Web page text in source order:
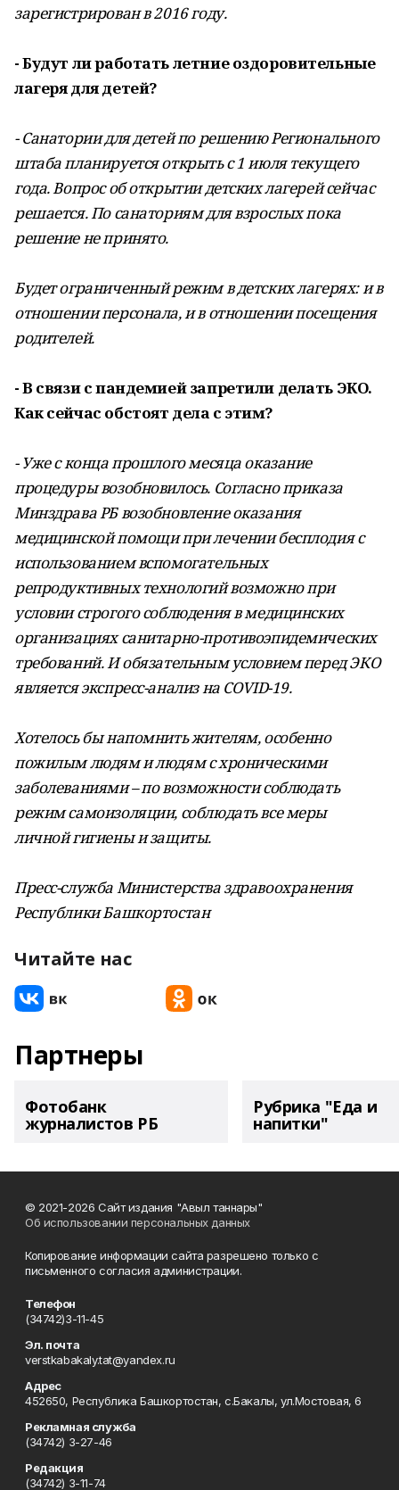
зарегистрирован в 2016 году.
- Будут ли работать летние оздоровительные
лагеря для детей?
- Санатории для детей по решению Регионального
штаба планируется открыть с 1 июля текущего
года. Вопрос об открытии детских лагерей сейчас
решается. По санаториям для взрослых пока
решение не принято.
Будет ограниченный режим в детских лагерях: и в
отношении персонала, и в отношении посещения
родителей.
- В связи с пандемией запретили делать ЭКО.
Как сейчас обстоят дела с этим?
- Уже с конца прошлого месяца оказание
процедуры возобновилось. Согласно приказа
Минздрава РБ возобновление оказания
медицинской помощи при лечении бесплодия с
использованием вспомогательных
репродуктивных технологий возможно при
условии строгого соблюдения в медицинских
организациях санитарно-противоэпидемических
требований. И обязательным условием перед ЭКО
является экспресс-анализ на COVID-19.
Хотелось бы напомнить жителям, особенно
пожилым людям и людям с хроническими
заболеваниями – по возможности соблюдать
режим самоизоляции, соблюдать все меры
личной гигиены и защиты.
Пресс-служба Министерства здравоохранения
Республики Башкортостан
Читайте нас
Партнеры
Фотобанк
журналистов РБ
Рубрика "Еда и
напитки"
© 2021-2026 Сайт издания "Авыл таннары"
Об использовании персональных данных
Копирование информации сайта разрешено только с
письменного согласия администрации.
Телефон
(34742)3-11-45
Эл. почта
verstkabakaly.tat@yandex.ru
Адрес
452650, Республика Башкортостан, с.Бакалы, ул.Мостовая, 6
Рекламная служба
(34742) 3-27-46
Редакция
(34742) 3-11-74